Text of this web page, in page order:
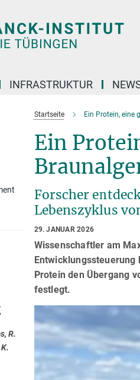
INFRASTRUKTUR
Startseite Ein Protein, eine
Ein
Forscher
Lebenszyklus
29. JANUAR 2026
Wissenschaftler am
Entwicklungssteuerung
Protein den Übergang
festlegt.
R.